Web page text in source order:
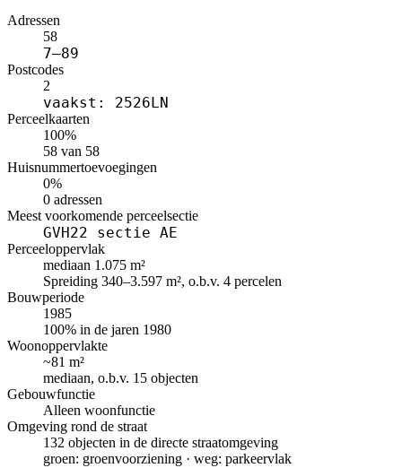
Adressen
58
7–89
Postcodes
2
vaakst: 2526LN
Perceelkaarten
100%
58 van 58
Huisnummertoevoegingen
0%
0 adressen
Meest voorkomende perceelsectie
GVH22 sectie AE
Perceeloppervlak
mediaan 1.075 m²
Spreiding 340–3.597 m², o.b.v. 4 percelen
Bouwperiode
1985
100% in de jaren 1980
Woonoppervlakte
~81 m²
mediaan, o.b.v. 15 objecten
Gebouwfunctie
Alleen woonfunctie
Omgeving rond de straat
132 objecten in de directe straatomgeving
groen: groenvoorziening · weg: parkeervlak